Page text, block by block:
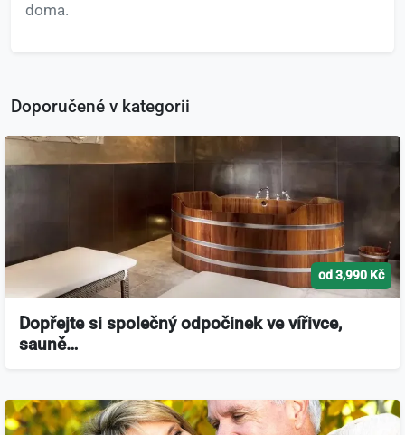
doma.
Doporučené v kategorii
od 3,990 Kč
Dopřejte si společný odpočinek ve vířivce,
sauně…